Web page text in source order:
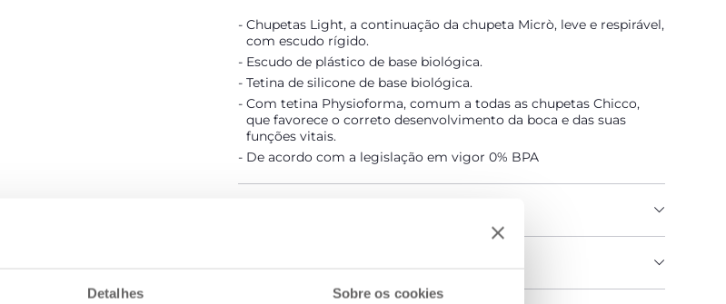
Detalhes Sobre os cookies
Chupetas Light, a continuação da chupeta Micrò, leve e respirável,
com escudo rígido.
Escudo de plástico de base biológica.
Tetina de silicone de base biológica.
Com tetina Physioforma, comum a todas as chupetas Chicco,
que favorece o correto desenvolvimento da boca e das suas
funções vitais.
De acordo com a legislação em vigor 0% BPA